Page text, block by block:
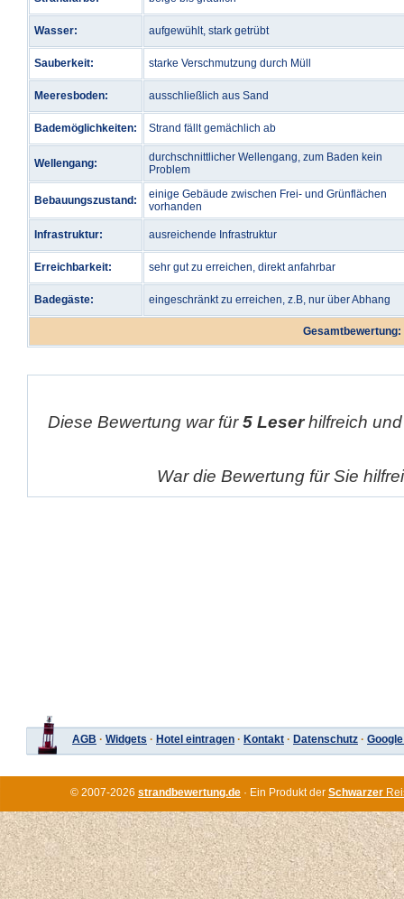
Wasser: aufgewühlt, stark getrübt
Sauberkeit: starke Verschmutzung durch Müll
Meeresboden: ausschließlich aus Sand
Bademöglichkeiten: Strand fällt gemächlich ab
Wellengang:
durchschnittlicher Wellengang, zum Baden kein
Problem
Bebauungszustand:
einige Gebäude zwischen Frei- und Grünflächen
vorhanden
Infrastruktur: ausreichende Infrastruktur
Erreichbarkeit: sehr gut zu erreichen, direkt anfahrbar
Badegäste: eingeschränkt zu erreichen, z.B, nur über Abhang
Gesamtbewertung:
Diese Bewertung war für5 Leserhilfreich
War die Bewertung für Sie
AGB · Widgets · Hotel eintragen · Kontakt · Datenschutz ·
© 2007-2026 strandbewertung.de · Ein Produkt der Schwarzer